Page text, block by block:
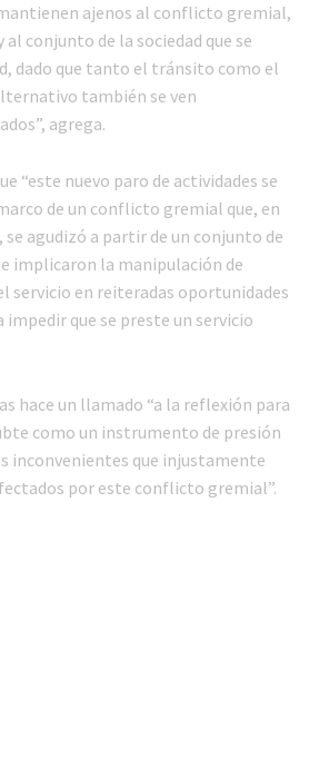
ajenos al conflicto gremial,
conjunto de la sociedad que se
dado que tanto el tránsito como el
también se ven
agrega.
“este nuevo paro de actividades se
de un conflicto gremial que, en
agudizó a partir de un conjunto de
implicaron la manipulación de
servicio en reiteradas oportunidades
impedir que se preste un servicio
hace un llamado “a la reflexión para
como un instrumento de presión
inconvenientes que injustamente
por este conflicto gremial”.